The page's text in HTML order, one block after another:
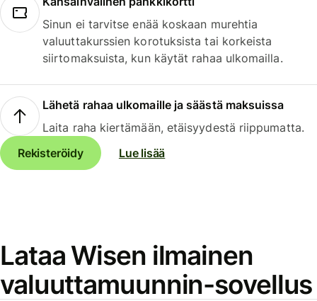
Sinun ei tarvitse enää koskaan murehtia
valuuttakurssien korotuksista tai korkeista
siirtomaksuista, kun käytät rahaa ulkomailla.
Lähetä rahaa ulkomaille ja säästä maksuissa
Laita raha kiertämään, etäisyydestä riippumatta.
Rekisteröidy
Lue lisää
Lataa Wisen ilmainen
valuuttamuunnin-sovellus